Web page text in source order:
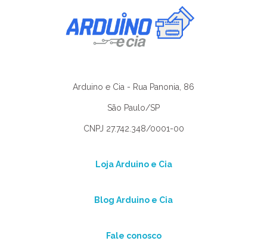
Arduino e Cia - Rua Panonia, 86
São Paulo/SP
CNPJ 27.742.348/0001-00
Loja Arduino e Cia
Blog Arduino e Cia
Fale conosco